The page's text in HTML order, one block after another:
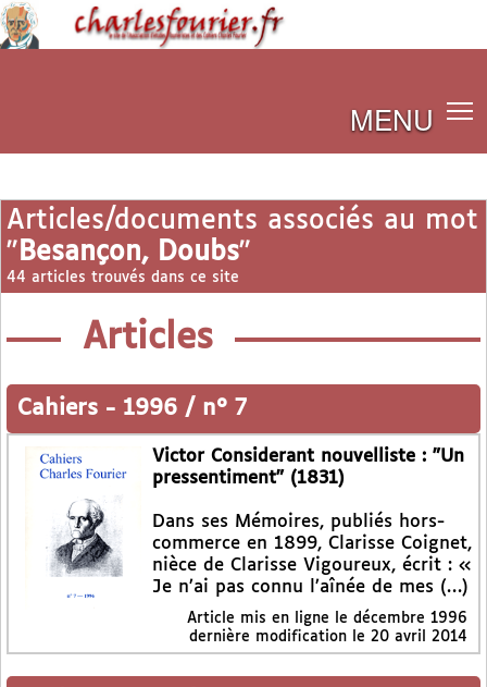
MENU
Articles/documents associés au mot
" Besançon, Doubs"
44 articles trouvés dans ce site
Articles
Cahiers - 1996 / n° 7
Victor Considerant nouvelliste : "Un
pressentiment" (1831)
Dans ses Mémoires, publiés hors-
commerce en 1899, Clarisse Coignet,
nièce de Clarisse Vigoureux, écrit : «
Je n’ai pas connu l’aînée de mes (…)
Article mis en ligne le décembre 1996
dernière modification le 20 avril 2014